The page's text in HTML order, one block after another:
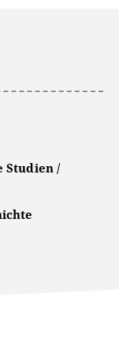
Studien /